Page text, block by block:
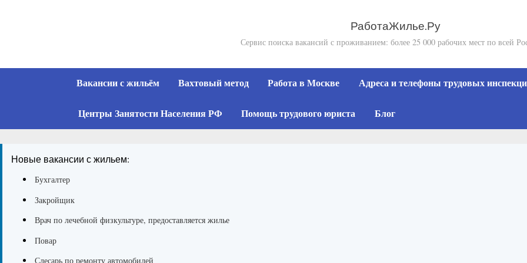
РаботаЖилье.Ру
Сервис поиска вакансий с проживанием: более 25 000 рабочих мест по всей
Вакансии с жильём Вахтовый метод Работа в Москве Адреса и телефоны трудовых
Центры Занятости Населения РФ Помощь трудового юриста Блог
Новые вакансии с жильем:
Бухгалтер
Закройщик
Врач по лечебной физкультуре, предоставляется жилье
Повар
Слесарь по ремонту автомобилей